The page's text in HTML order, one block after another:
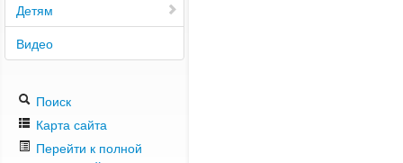
Детям
Видео
Поиск
Карта сайта
Перейти к полной